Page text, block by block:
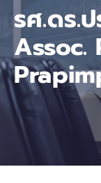
ตรี
ปริญญา
โท-
เอก
คณาจารย์
รศ.ดร.
Assoc.